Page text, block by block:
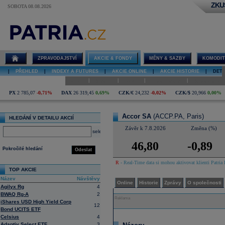
SOBOTA 08.08.2026
Accor SA
ZPRAVODAJSTVÍ AKCIE & FONDY MĚNY & SAZBY
PŘEHLED INDEXY A FUTURES AKCIE ONLINE AKCIE HISTORIE
PX 2 785,07 -0,71% DAX 26 319,45 0,69% CZK/€ 24,232 -0,02% CZK/$ 20,966 0,00%
HLEDÁNÍ V DETAILU AKCIÍ
select
Odeslat
Pokročilé hledání
TOP AKCIE
Název
Návštěvy
Agilyx Rg
4
BWAQ Rg-A
2
iShares USD High Yield Corp
Bond UCITS ETF
12
Celsius
4
Accor SA (ACCP.PA, Paris)
Závěr k 7.8.2026 Změna (%)
46,80 -0,89
R - Real-Time data si mohou aktivovat klienti
Online Historie Zprávy O společnosti
Reklama